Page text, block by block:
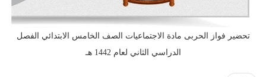
تحضير فواز الحربى مادة الاجتماعيات الصف الخامس الابتدائي الفصل
الدراسي الثاني لعام 1442 هـ